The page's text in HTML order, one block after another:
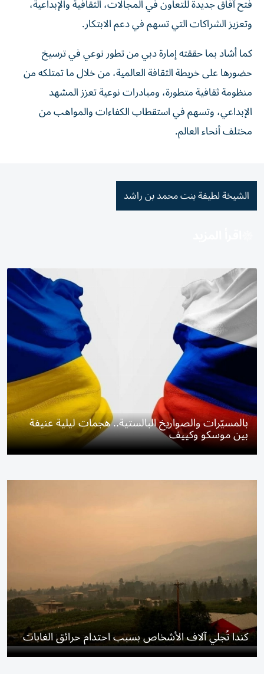
فتح آفاق جديدة للتعاون في المجالات، الثقافية والإبداعية،
وتعزيز الشراكات التي تسهم في دعم الابتكار.
كما أشاد بما حققته إمارة دبي من تطور نوعي في ترسيخ
حضورها على خريطة الثقافة العالمية، من خلال ما تمتلكه من
منظومة ثقافية متطورة، ومبادرات نوعية تعزز المشهد
الإبداعي، وتسهم في استقطاب الكفاءات والمواهب من
مختلف أنحاء العالم.
الشيخة لطيفة بنت محمد بن راشد
بالمسيّرات والصواريخ البالستية.. هجمات ليلية عنيفة
بين موسكو وكييف
كندا تُجلي آلاف الأشخاص بسبب احتدام حرائق الغابات